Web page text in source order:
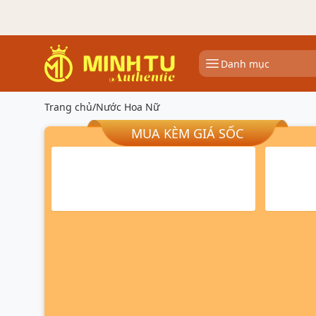
Danh mục
Trang chủ/Nước Hoa Nữ
MUA KÈM GIÁ SỐC